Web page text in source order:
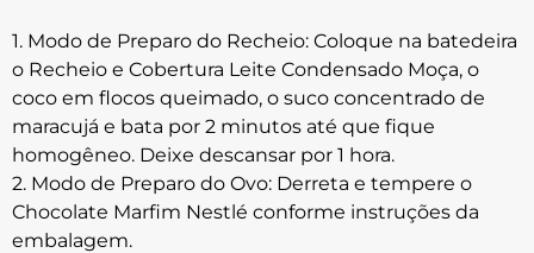
1. Modo de Preparo do Recheio: Coloque na batedeira
o Recheio e Cobertura Leite Condensado Moça, o
coco em flocos queimado, o suco concentrado de
maracujá e bata por 2 minutos até que fique
homogêneo. Deixe descansar por 1 hora.
2. Modo de Preparo do Ovo: Derreta e tempere o
Chocolate Marfim Nestlé conforme instruções da
embalagem.